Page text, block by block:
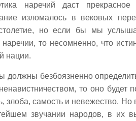
наречий даст
изломалось в вековых
но если бы мы
то несомненно, что
нации.
безбоязненно
то оно
злоба, самость и невежество.
звучании народов, в